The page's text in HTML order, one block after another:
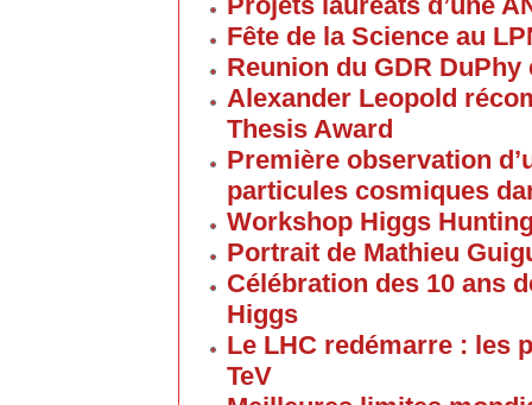
Fête de la Science au
Reunion du GDR DuPhy
Alexander Leopold
Thesis Award
Première observation
particules cosmiques
Workshop Higgs
Portrait de Mathieu
Célébration des 10 ans
Higgs
Le LHC redémarre : les
TeV